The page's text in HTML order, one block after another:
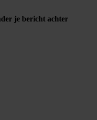
je bericht achter